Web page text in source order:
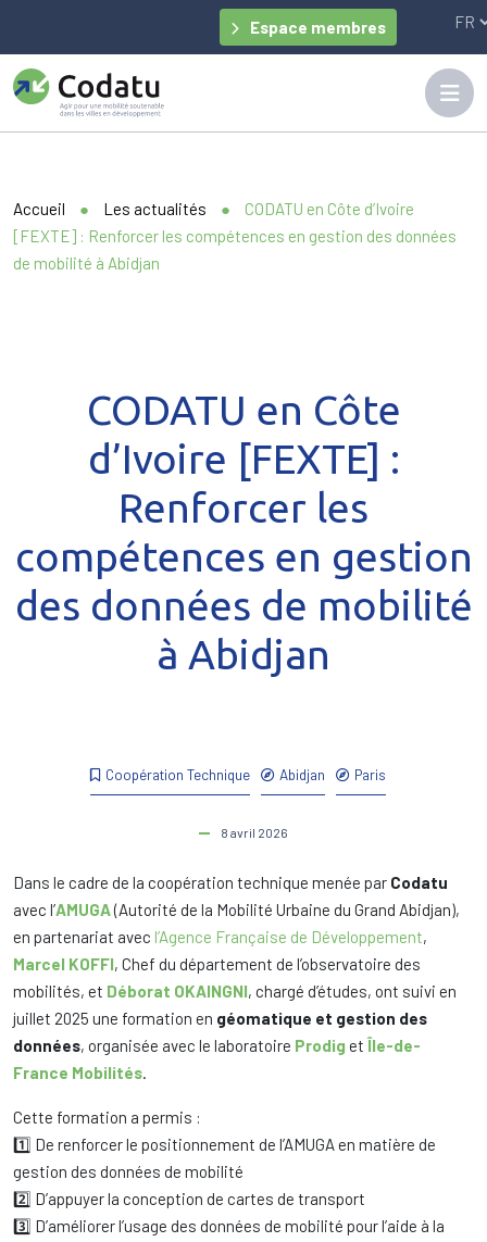
Espace membres
Accueil ● Les actualités ●
CODATU en Côte d’Ivoire
[FEXTE] : Renforcer les compétences en gestion des données
de mobilité à Abidjan
Coopération Technique Abidjan Paris
8 avril 2026
CODATU en Côte
d’Ivoire [FEXTE] :
Renforcer les
compétences en gestion
des données de mobilité
à Abidjan
Dans le cadre de la coopération technique menée par Codatu
avec l’AMUGA(Autorité de la Mobilité Urbaine du Grand Abidjan),
en partenariat avec l’Agence Française de Développement,
Marcel KOFFI, Chef du département de l’observatoire des
mobilités, et Déborat OKAINGNI, chargé d’études, ont suivi en
juillet 2025 une formation en géomatique et gestion des
données, organisée avec le laboratoire Prodig et Île-de-
France Mobilités.
Cette formation a permis :
1️⃣ De renforcer le positionnement de l’AMUGA en matière de
gestion des données de mobilité
2️⃣ D’appuyer la conception de cartes de transport
3️⃣ D’améliorer l’usage des données de mobilité pour l’aide à la
Panneau de gestion des cookies